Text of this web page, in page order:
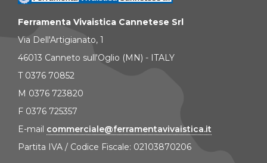
Ferramenta Vivaistica Cannetese Srl
Via Dell'Artigianato, 1
46013 Canneto sull'Oglio (MN) - ITALY
T 0376 70852
M 0376 723820
F 0376 725357
E-mail commerciale@ferramentavivaistica.it
Partita IVA / Codice Fiscale: 02103870206